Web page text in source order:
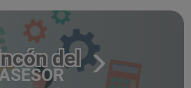
del